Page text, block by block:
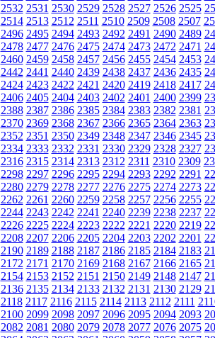
2532 2531 2530 2529 2528 2527 2526 2525
2514 2513 2512 2511 2510 2509 2508 2507
2496 2495 2494 2493 2492 2491 2490 2489
2478 2477 2476 2475 2474 2473 2472 2471
2460 2459 2458 2457 2456 2455 2454 2453
2442 2441 2440 2439 2438 2437 2436 2435
2424 2423 2422 2421 2420 2419 2418 2417
2406 2405 2404 2403 2402 2401 2400 2399
2388 2387 2386 2385 2384 2383 2382 2381
2370 2369 2368 2367 2366 2365 2364 2363
2352 2351 2350 2349 2348 2347 2346 2345
2334 2333 2332 2331 2330 2329 2328 2327
2316 2315 2314 2313 2312 2311 2310 2309
2298 2297 2296 2295 2294 2293 2292 2291
2280 2279 2278 2277 2276 2275 2274 2273
2262 2261 2260 2259 2258 2257 2256 2255
2244 2243 2242 2241 2240 2239 2238 2237
2226 2225 2224 2223 2222 2221 2220 2219
2208 2207 2206 2205 2204 2203 2202 2201
2190 2189 2188 2187 2186 2185 2184 2183
2172 2171 2170 2169 2168 2167 2166 2165
2154 2153 2152 2151 2150 2149 2148 2147
2136 2135 2134 2133 2132 2131 2130 2129
2118 2117 2116 2115 2114 2113 2112 2111
2100 2099 2098 2097 2096 2095 2094 2093
2082 2081 2080 2079 2078 2077 2076 2075